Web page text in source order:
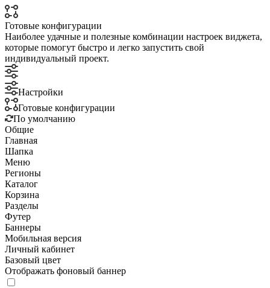
Готовые конфигурации
Наиболее удачные и полезные комбинации настроек виджета,
которые помогут быстро и легко запустить свой
индивидуальный проект.
Настройки
Готовые конфигурации
По умолчанию
Общие
Главная
Шапка
Меню
Регионы
Каталог
Корзина
Разделы
Футер
Баннеры
Мобильная версия
Личный кабинет
Базовый цвет
Отображать фоновый баннер